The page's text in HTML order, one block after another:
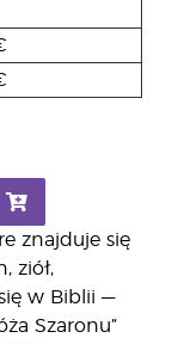
znajduje się
ziół,
w Biblii —
Szaronu”